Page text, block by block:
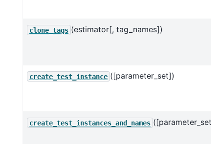
clone_tags (estimator[, tag_names])
create_test_instance ([parameter_set])
create_test_instances_and_names ([parameter_set])